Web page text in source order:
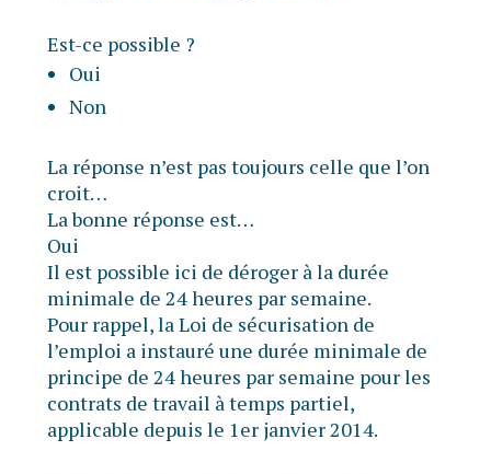
Est-ce possible ?
Oui
Non
La réponse n’est pas toujours celle que l’on
croit…
La bonne réponse est…
Oui
Il est possible ici de déroger à la durée
minimale de 24 heures par semaine.
Pour rappel, la Loi de sécurisation de
l’emploi a instauré une durée minimale de
principe de 24 heures par semaine pour les
contrats de travail à temps partiel,
applicable depuis le 1er janvier 2014.